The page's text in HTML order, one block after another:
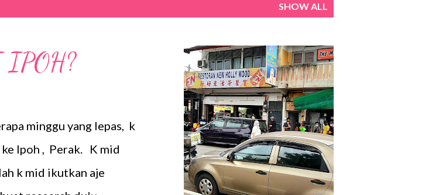
SHOW ALL
IPOH?
minggu yang lepas, k
Ipoh , Perak. K mid
k mid ikutkan aje